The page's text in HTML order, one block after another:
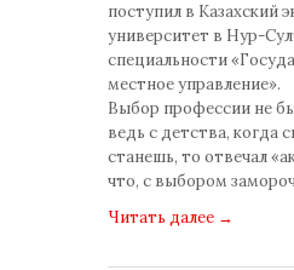
поступил в Казахский
университет в Нур-
специальности
местное управление».
Выбор профессии не
ведь с детства, когда
станешь, то отвечал
что, с выбором
Читать далее →